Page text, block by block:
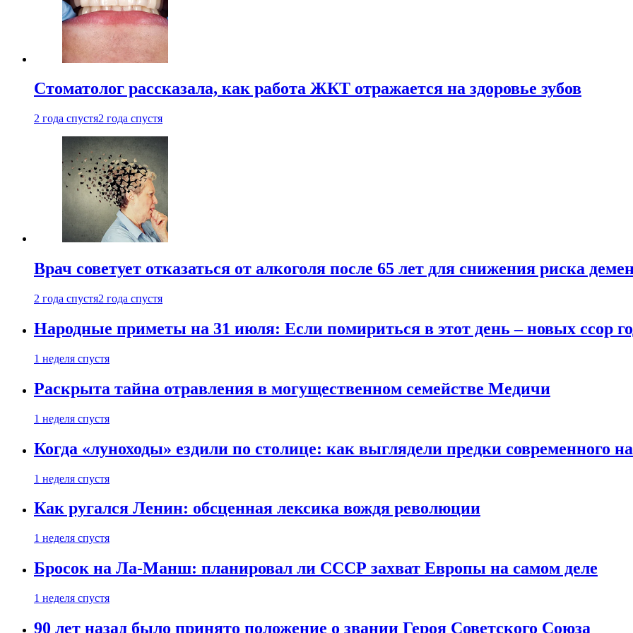
Стоматолог рассказала, как работа ЖКТ отражается на здоровье зубов
2 года спустя2 года спустя
Врач советует отказаться от алкоголя после 65 лет для снижения риска
2 года спустя2 года спустя
Народные приметы на 31 июля: Если помириться в этот день – новых ссор
1 неделя спустя
Раскрыта тайна отравления в могущественном семействе Медичи
1 неделя спустя
Когда «луноходы» ездили по столице: как выглядели предки современного
1 неделя спустя
Как ругался Ленин: обсценная лексика вождя революции
1 неделя спустя
Бросок на Ла-Манш: планировал ли СССР захват Европы на самом деле
1 неделя спустя
90 лет назад было принято положение о звании Героя Советского Союза